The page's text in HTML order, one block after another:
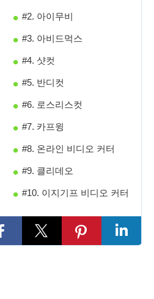
#2. 아이무비
#3. 아비드먹스
#4. 샷컷
#5. 반디컷
#6. 로스리스컷
#7. 카프윙
#8. 온라인 비디오 커터
#9. 클리데오
#10. 이지기프 비디오 커터